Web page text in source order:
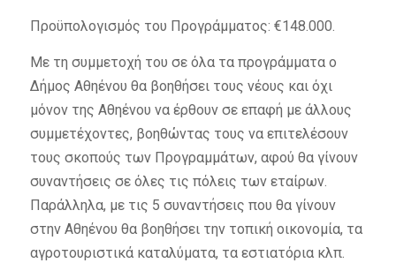
Προϋπολογισμός του Προγράμματος: €148.000.
Με τη συμμετοχή του σε όλα τα προγράμματα ο
Δήμος Αθηένου θα βοηθήσει τους νέους και όχι
μόνον της Αθηένου να έρθουν σε επαφή με άλλους
συμμετέχοντες, βοηθώντας τους να επιτελέσουν
τους σκοπούς των Προγραμμάτων, αφού θα γίνουν
συναντήσεις σε όλες τις πόλεις των εταίρων.
Παράλληλα, με τις 5 συναντήσεις που θα γίνουν
στην Αθηένου θα βοηθήσει την τοπική οικονομία, τα
αγροτουριστικά καταλύματα, τα εστιατόρια κλπ.